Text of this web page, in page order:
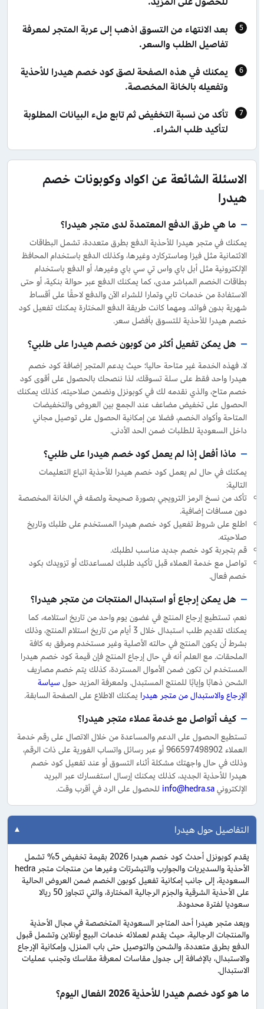
بعد الانتهاء من التسوق اذهب إلى عربة المتجر لمعرفة
تفاصيل الطلب والسعر.
يمكنك في هذه الصفحة لصق كود خصم هيدرا للأحذية
وتفعيله بالخانة المخصصة.
تأكد من نسبة التخفيض ثم تابع ملء البيانات المطلوبة
لتأكيد طلب الشراء.
الاسئلة الشائعة عن اكواد وكوبونات خصم
هيدرا
ما هي طرق الدفع المعتمدة لدى متجر هيدرا؟
يمكنك في متجر هيدرا للأحذية الدفع بطرق متعددة، تشمل البطاقات
الائتمانية مثل فيزا وماستركارد وغيرها، وكذلك الدفع باستخدام المحافظ
الإلكترونية مثل أبل باي واس تي سي باي وغيرها، أو الدفع باستخدام
بطاقات الخصم المباشر مدى، كما يمكنك الدفع عبر حوالة بنكية، أو حتى
الاستفادة من خدمات تابي وتمارا للشراء الآن والدفع لاحقًا على أقساط
شهرية بدون فوائد. ومهما كانت طريقة الدفع المختارة يمكنك تفعيل كود
خصم هيدرا للأحذية للتسوق بأفضل سعر.
هل يمكن تفعيل أكثر من كوبون خصم هيدرا على طلبي؟
لا، فهذه الخدمة غير متاحة حاليا؛ حيث يدعم المتجر إضافة كود خصم
هيدرا واحد فقط على سلة تسوقك، لذا ننصحك بالحصول على أقوى كود
خصم متاح، والذي نقدمه لك في كوبونزل ونضمن صلاحيته، كذلك يمكنك
الحصول على تخفيض مضاعف عند الجمع بين العروض والتخفيضات
المتاحة وأكواد الخصم، فضلا عن إمكانية الحصول على توصيل مجاني
داخل السعودية للطلبات ضمن الحد الأدنى.
ماذا أفعل إذا لم يعمل كود خصم هيدرا على طلبي؟
يمكنك في حال لم يعمل كود خصم هيدرا للأحذية اتباع التعليمات
التالية:
تأكد من نسخ الرمز الترويجي بصورة صحيحة ولصقه في الخانة المخصصة
دون مسافات إضافية.
اطلع على شروط تفعيل كود خصم هيدرا المستخدم على طلبك وتاريخ
صلاحيته.
قم بتجربة كود خصم جديد مناسب لطلبك.
تواصل مع خدمة العملاء قبل تأكيد طلبك لمساعدتك أو تزويدك بكود
خصم فعال.
هل يمكن إرجاع أو استبدال المنتجات من متجر هيدرا؟
نعم، تستطيع إرجاع المنتج في غضون يوم واحد من تاريخ استلامه، كما
يمكنك تقديم طلب استبدال خلال 3 أيام من تاريخ استلام المنتج، وذلك
بشرط أن يكون المنتج في حالته الأصلية وغير مستخدم ومرفق به كافة
الملحقات. مع العلم أنه في حال إرجاع المنتج فإن قيمة كود خصم هيدرا
المستخدم لن تكون ضمن الأموال المستردة، كذلك يتم خصم مصاريف
الشحن ذهابًا وإيابًا للمنتج المستبدل. ولمعرفة المزيد حول سياسة
الإرجاع والاستبدال من متجر هيدرا يمكنك الاطلاع على الصفحة السابقة.
كيف أتواصل مع خدمة عملاء متجر هيدرا؟
تستطيع الحصول على الدعم والمساعدة من خلال الاتصال على رقم خدمة
العملاء 966597498902 أو عبر رسائل واتساب الفورية على ذات الرقم،
وذلك في حال واجهتك مشكلة أثناء التسوق أو عند تفعيل كود خصم
هيدرا للأحذية الجديد، كذلك يمكنك إرسال استفسارك عبر البريد
الإلكترونيinfo@hedra.sa للحصول على الرد في أقرب وقت.
التفاصيل حول هيدرا
يقدم كوبونزل أحدث كود خصم هيدرا 2026 بقيمة تخفيض 5% تشمل
الأحذية والسديريات والجوارب والتيشرتات وغيرها من منتجات متجر hedra
السعودية، إلى جانب إمكانية تفعيل كوبون الخصم ضمن العروض الحالية
على الأحذية الشرقية والجزم الرجالية المختارة، والتي تتجاوز 50 ريالا
سعوديا لفترة محدودة.
ويعد متجر هيدرا أحد المتاجر السعودية المتخصصة في مجال الأحذية
والمنتجات الرجالية، حيث يقدم لعملائه خدمات البيع أونلاين وتشمل قبول
الدفع بطرق متعددة، والشحن والتوصيل حتى باب المنزل، وإمكانية الإرجاع
والاستبدال، بالإضافة إلى جدول مقاسات لمعرفة مقاسك وتجنب عمليات
الاستبدال.
ما هو كود خصم هيدرا للأحذية 2026 الفعال اليوم؟